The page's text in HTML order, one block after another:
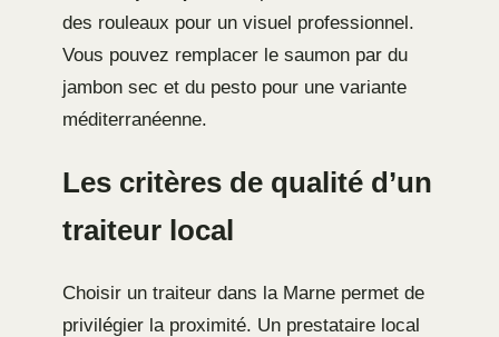
des rouleaux pour un visuel professionnel.
Vous pouvez remplacer le saumon par du
jambon sec et du pesto pour une variante
méditerranéenne.
Les critères de qualité d’un
traiteur local
Choisir un traiteur dans la Marne permet de
privilégier la proximité. Un prestataire local